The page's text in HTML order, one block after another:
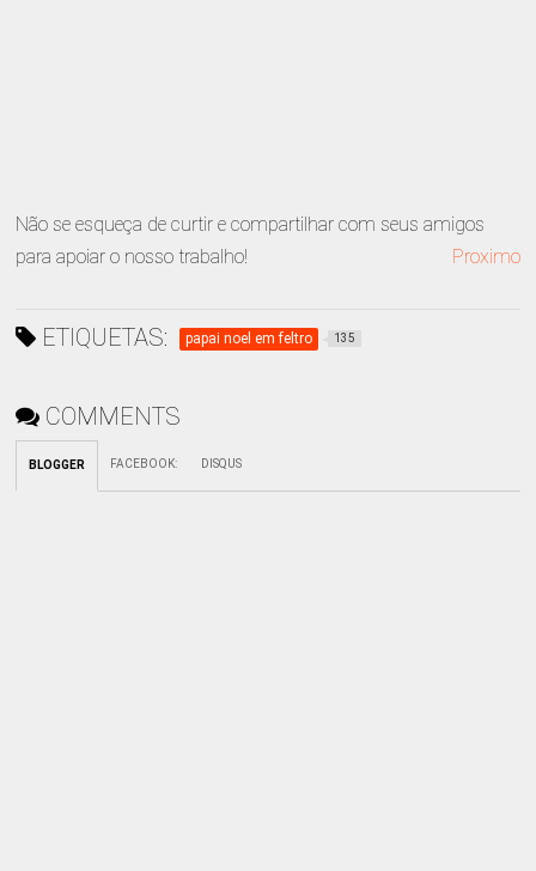
Não se esqueça de curtir e compartilhar com seus amigos
para apoiar o nosso trabalho!
Proximo
ETIQUETAS: papai noel em feltro 135
COMMENTS
BLOGGER FACEBOOK: DISQUS